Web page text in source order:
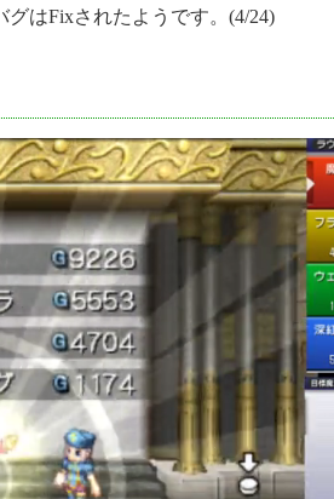
はFixされたようです。(4/24)